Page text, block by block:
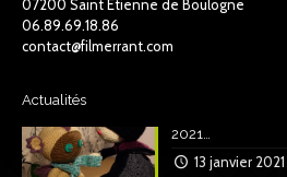
07200 Saint Etienne de Boulogne
06.89.69.18.86
contact@filmerrant.com
Actualités
2021…
13 janvier 2021